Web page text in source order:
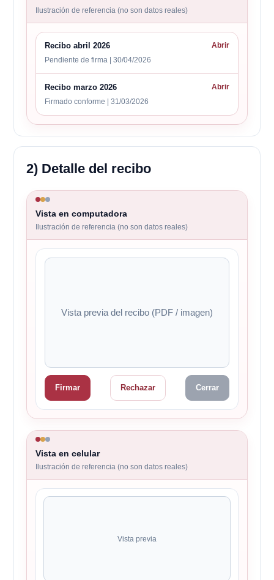
Ilustración de referencia (no son datos reales)
Recibo abril 2026
Pendiente de firma | 30/04/2026
Abrir
Recibo marzo 2026
Firmado conforme | 31/03/2026
Abrir
2) Detalle del recibo
Vista en computadora
Ilustración de referencia (no son datos reales)
Vista previa del recibo (PDF / imagen)
Firmar Rechazar Cerrar
Vista en celular
Ilustración de referencia (no son datos reales)
Vista previa